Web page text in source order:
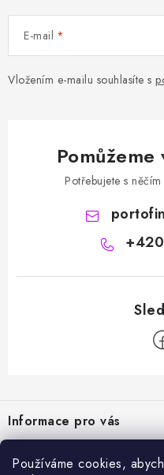
Používáme cookies,
E-mail
Vložením e-mailu souhlasíte s
Potřebujete s
p
a
Informace pro vás
Sortiment